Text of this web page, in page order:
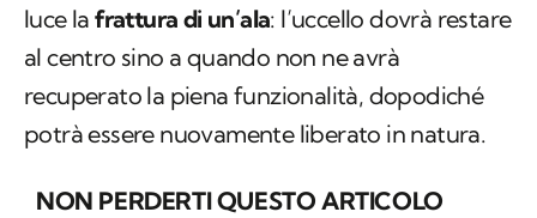
luce lafrattura di un’ala: l’uccello dovrà restare
al centro sino a quando non ne avrà
recuperato la piena funzionalità, dopodiché
potrà essere nuovamente liberato in natura.
NON PERDERTI QUESTO ARTICOLO